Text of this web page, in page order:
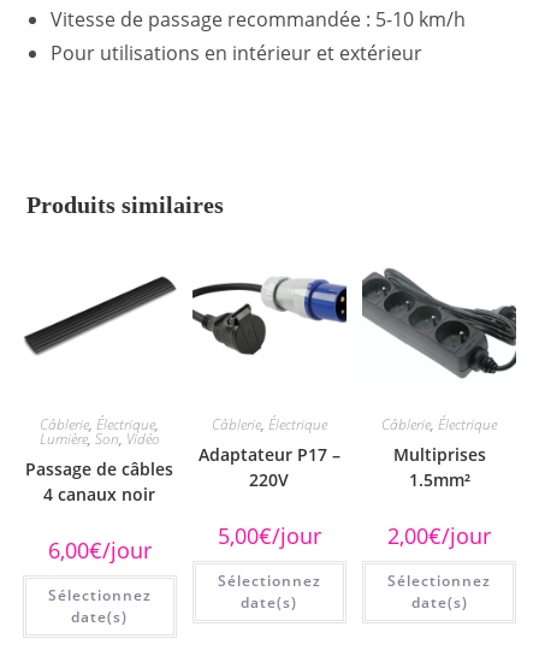
Vitesse de passage recommandée : 5-10 km/h
Pour utilisations en intérieur et extérieur
Produits similaires
Câblerie,Électrique,
Lumière, Son, Vidéo
Passage de câbles
4 canaux noir
6,00€/jour
Sélectionnez
date(s)
Câblerie, Électrique
Adaptateur P17 –
220V
5,00€/jour
Sélectionnez
date(s)
Câblerie,Électrique
Multiprises
1.5mm²
2,00€/jour
Sélectionnez
date(s)